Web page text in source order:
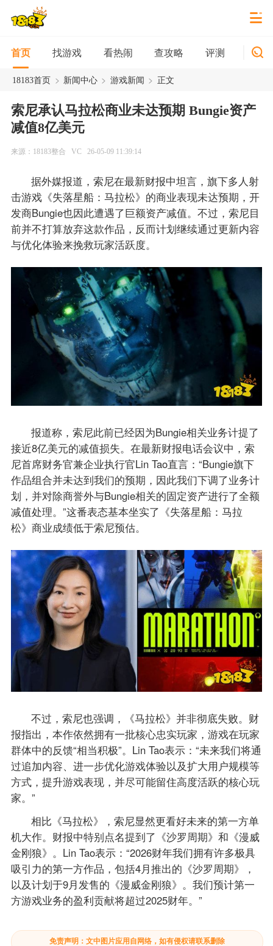
首页 找游戏 看热闹 查攻略 评测 新游
18183首页 > 新闻中心 > 游戏新闻 > 正文
索尼承认马拉松商业未达预期 Bungie资产
减值8亿美元
来源：18183整合 VC 26-05-09 11:39:14
据外媒报道，索尼在最新财报中坦言，旗下多人射
击游戏《失落星船：马拉松》的商业表现未达预期，开
发商Bungie也因此遭遇了巨额资产减值。不过，索尼目
前并不打算放弃这款作品，反而计划继续通过更新内容
与优化体验来挽救玩家活跃度。
报道称，索尼此前已经因为Bungie相关业务计提了
接近8亿美元的减值损失。在最新财报电话会议中，索
尼首席财务官兼企业执行官Lin Tao直言：“Bungie旗下
作品组合并未达到我们的预期，因此我们下调了业务计
划，并对除商誉外与Bungie相关的固定资产进行了全额
减值处理。”这番表态基本坐实了《失落星船：马拉
松》商业成绩低于索尼预估。
不过，索尼也强调，《马拉松》并非彻底失败。财
报指出，本作依然拥有一批核心忠实玩家，游戏在玩家
群体中的反馈“相当积极”。Lin Tao表示：“未来我们将通
过追加内容、进一步优化游戏体验以及扩大用户规模等
方式，提升游戏表现，并尽可能留住高度活跃的核心玩
家。”
相比《马拉松》，索尼显然更看好未来的第一方单
机大作。财报中特别点名提到了《沙罗周期》和《漫威
金刚狼》。Lin Tao表示：“2026财年我们拥有许多极具
吸引力的第一方作品，包括4月推出的《沙罗周期》，
以及计划于9月发售的《漫威金刚狼》。我们预计第一
方游戏业务的盈利贡献将超过2025财年。”
免责声明：文中图片应用自网络，如有侵权请联系删除